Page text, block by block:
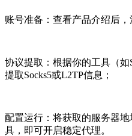
账号准备：查看产品介绍后，
协议提取：根据你的工具（如
提取Socks5或L2TP信息；
配置运行：将获取的服务器
具，即可开启稳定代理。